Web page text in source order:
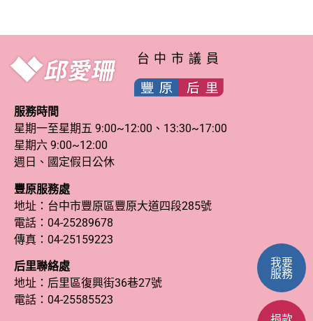
台中市議員
服務時間
星期一至星期五 9:00~12:00、13:30~17:00
星期六 9:00~12:00
週日、國定假日公休
豐原服務處
地址：台中市豐原區豐原大道四段285號
電話： 04-25289678
傳真：04-25159223
后里聯絡處
地址：后里區復興街36巷27號
電話： 04-25585523
我要
服務